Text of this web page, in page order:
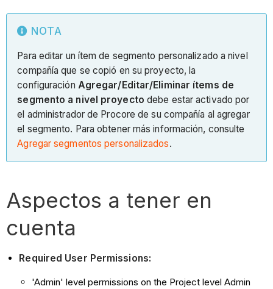
NOTA
Para editar un ítem de segmento personalizado a nivel
compañía que se copió en su proyecto, la
configuración Agregar/Editar/Eliminar ítems de
segmento a nivel proyecto debe estar activado por
el administrador de Procore de su compañía al agregar
el segmento. Para obtener más información, consulte
Agregar segmentos personalizados.
Aspectos a tener en
cuenta
Required User Permissions:
'Admin' level permissions on the Project level Admin